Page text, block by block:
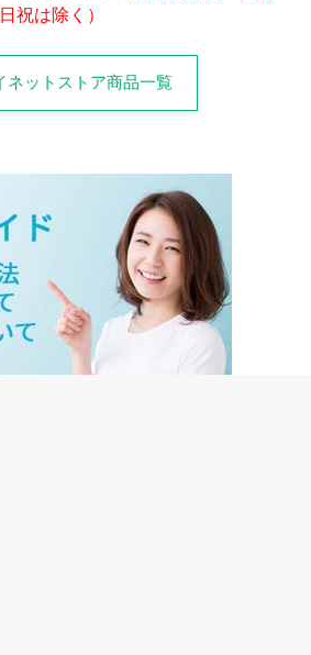
祝は除く）
ネットストア商品一覧